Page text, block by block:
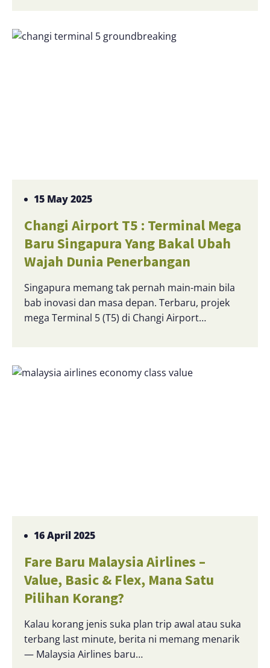
15 May 2025
Changi Airport T5 : Terminal Mega
Baru Singapura Yang Bakal Ubah
Wajah Dunia Penerbangan
Singapura memang tak pernah main-main bila
bab inovasi dan masa depan. Terbaru, projek
mega Terminal 5 (T5) di Changi Airport…
16 April 2025
Fare Baru Malaysia Airlines –
Value, Basic & Flex, Mana Satu
Pilihan Korang?
Kalau korang jenis suka plan trip awal atau suka
terbang last minute, berita ni memang menarik
— Malaysia Airlines baru…